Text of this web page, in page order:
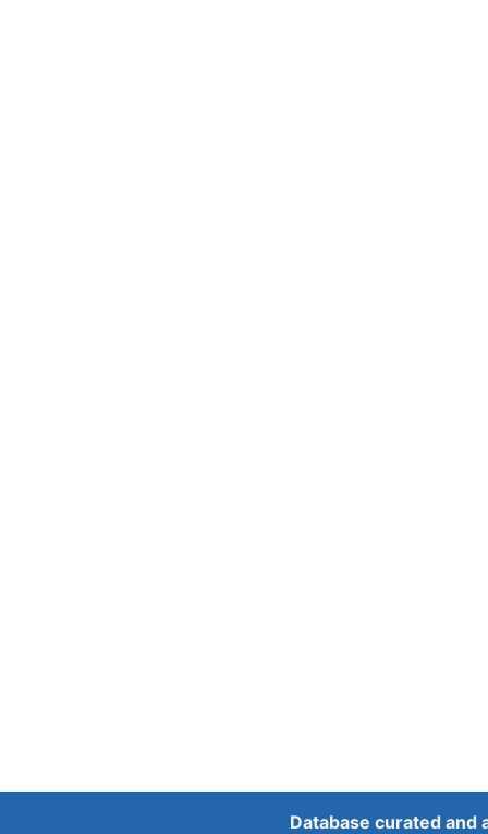
Database curated